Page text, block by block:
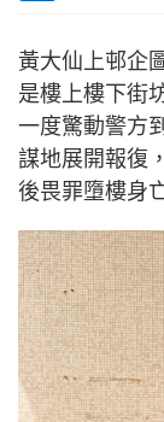
黃大仙上邨企
是樓上樓下街
一度驚動警方
謀地展開報復
後畏罪墮樓身